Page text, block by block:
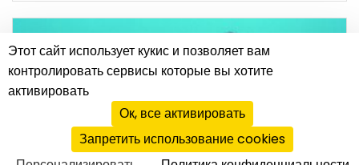
Этот сайт использует кукис и позволяет вам
контролировать сервисы которые вы хотите
активировать
Ок, все активировать
Запретить использование cookies